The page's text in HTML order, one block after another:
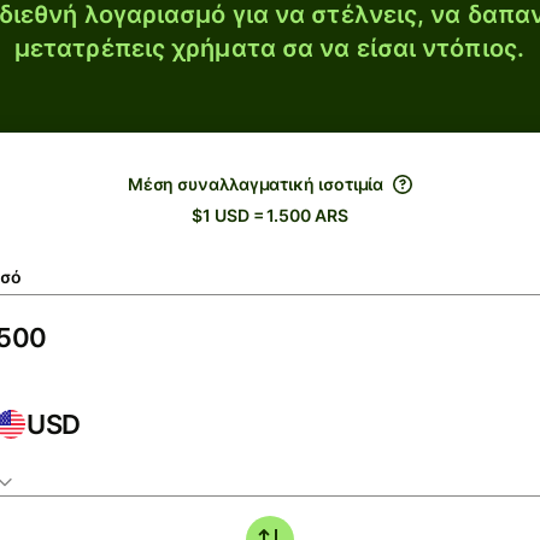
λογαριασμό για να στέλνεις, να
μετατρέπεις χρήματα σα να είσαι ντόπιος.
Μέση συναλλαγματική ισοτιμία
$1 USD = 1.500 ARS
USD